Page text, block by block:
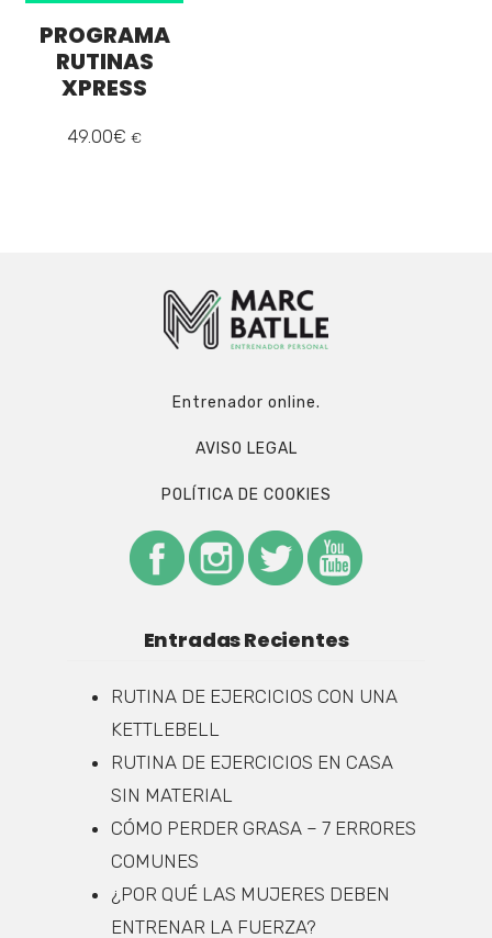
PROGRAMA
RUTINAS
XPRESS
49.00€ €
Entrenador online.
AVISO LEGAL
POLÍTICA DE COOKIES
Entradas Recientes
RUTINA DE EJERCICIOS CON UNA
KETTLEBELL
RUTINA DE EJERCICIOS EN CASA
SIN MATERIAL
CÓMO PERDER GRASA – 7 ERRORES
COMUNES
¿POR QUÉ LAS MUJERES DEBEN
ENTRENAR LA FUERZA?